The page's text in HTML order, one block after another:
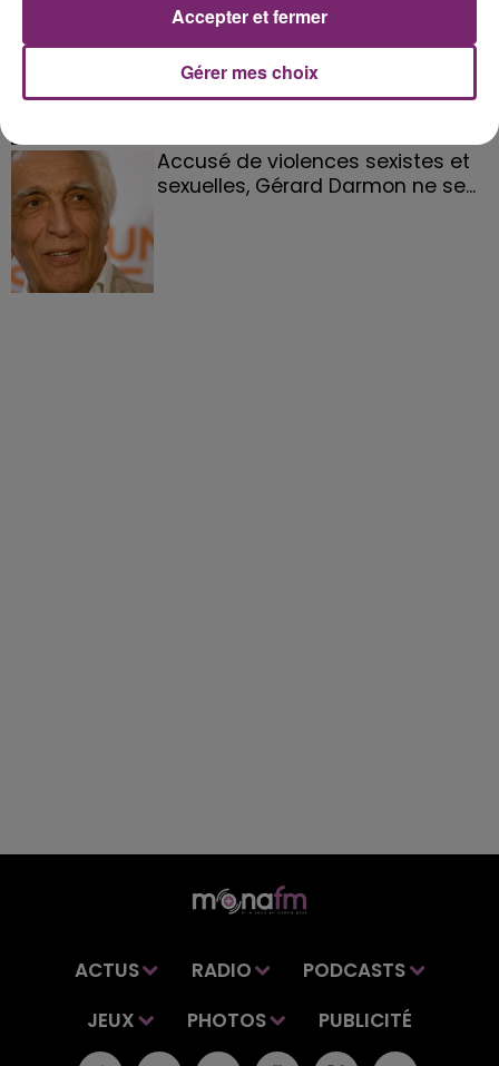
158 pompiers de la région sont
Accusé de violences sexistes et
sexuelles, Gérard Darmon ne se...
ACTUS RADIO
PODCASTS
JEUX
PHOTOS PUBLICITÉ
Gérer mes choix
Accepter et fermer